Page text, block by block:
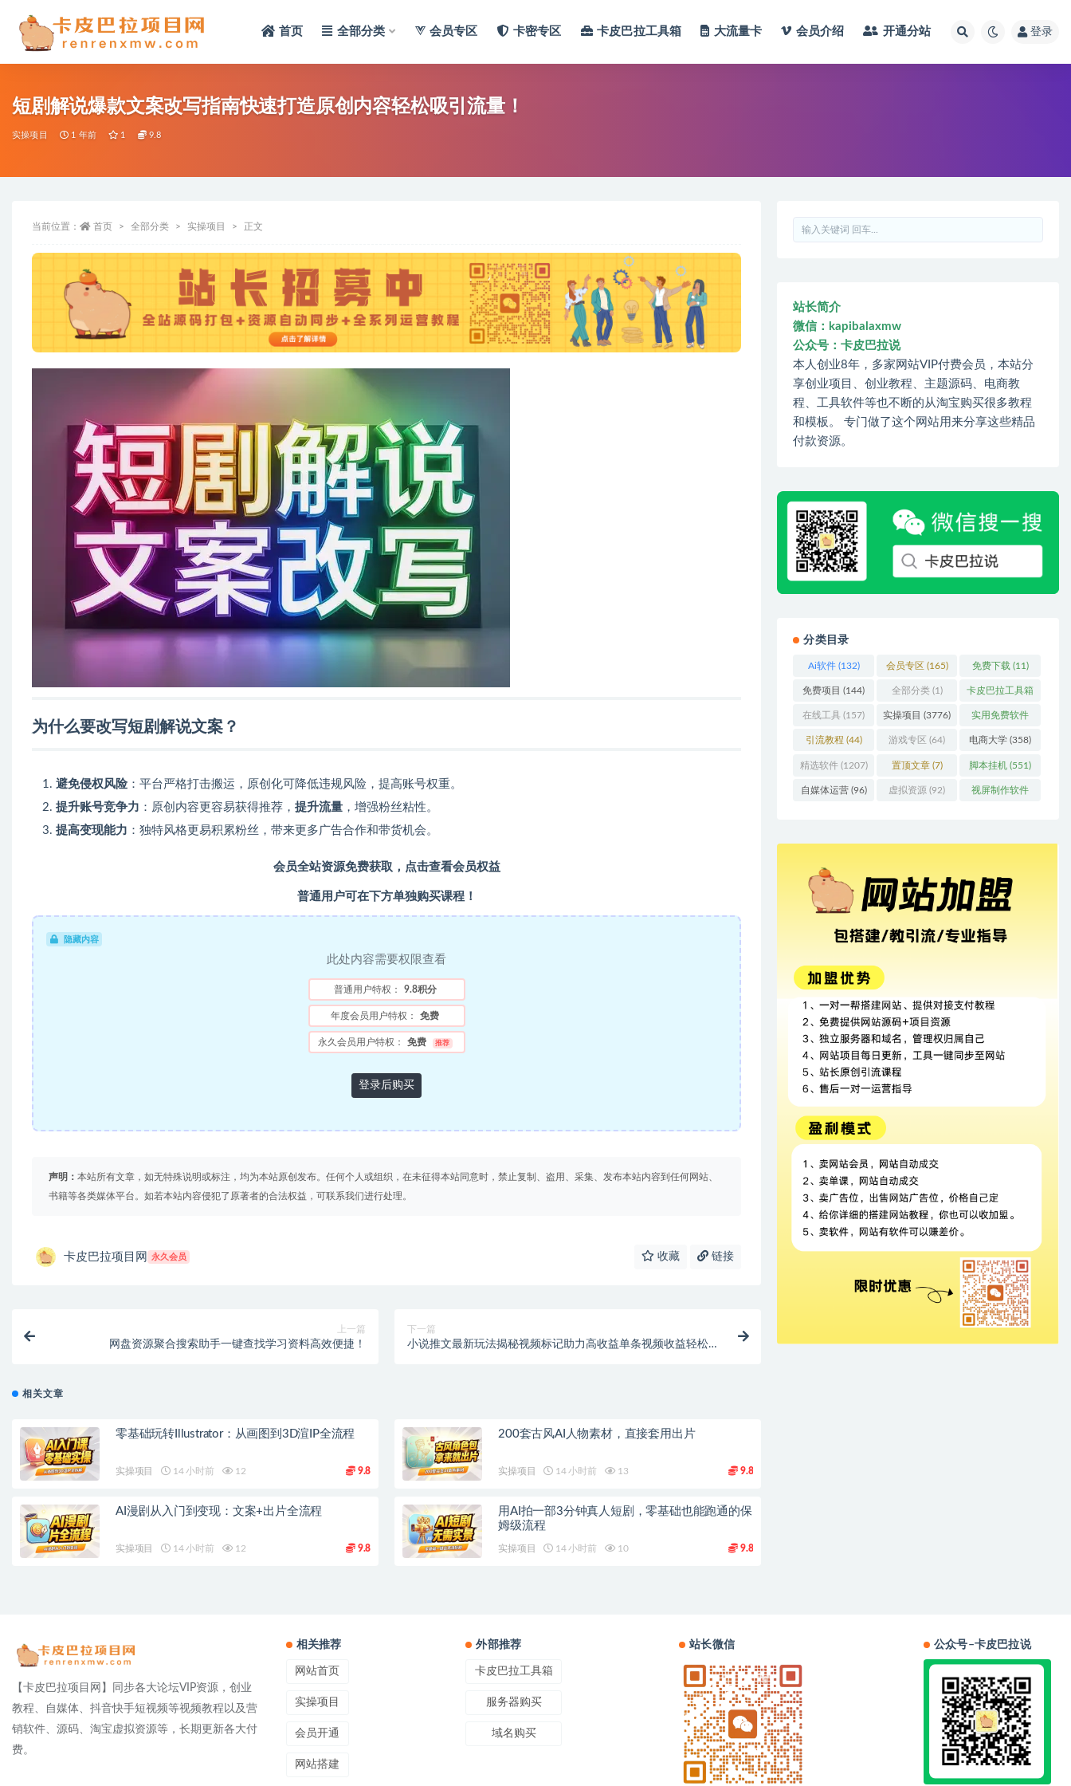
首页 全部分类 会员专区 卡密专区 卡皮巴拉工具箱 大流量卡 会员介绍 开通分站 登录
短剧解说爆款文案改写指南快速打造原创内容轻松吸引流量！
实操项目 1 年前 1 9.8
当前位置： 首页 全部分类 实操项目 正文
为什么要改写短剧解说文案？
避免侵权风险 ：平台严格打击搬运，原创化可降低违规风险，提高账号权重。
提升账号竞争力 ：原创内容更容易获得推荐， 提升流量 ，增强粉丝粘性。
提高变现能力 ：独特风格更易积累粉丝，带来更多广告合作和带货机会。
会员全站资源免费获取，点击查看会员权益
普通用户可在下方单独购买课程！
隐藏内容
此处内容需要权限查看
普通用户特权： 9.8积分
年度会员用户特权： 免费
永久会员用户特权： 免费 推荐
登录后购买
声明： 本站所有文章，如无特殊说明或标注，均为本站原创发布。任何个人或组织，在未征得本站同意时，禁止复制、盗用、采集、发布本站内容到任何网站、
书籍等各类媒体平台。如若本站内容侵犯了原著者的合法权益，可联系我们进行处理。
卡皮巴拉项目网 永久会员 收藏 链接
上一篇
网盘资源聚合搜索助手一键查找学习资料高效便捷！
下一篇
小说推文最新玩法揭秘视频标记助力高收益单条视频收益轻松破
相关文章
零基础玩转Illustrator：从画图到3D渲IP全流程
实操项目 14 小时前 12 9.8
200套古风AI人物素材，直接套用出片
实操项目 14 小时前 13 9.8
AI漫剧从入门到变现：文案+出片全流程
实操项目 14 小时前 12 9.8
用AI拍一部3分钟真人短剧，零基础也能跑通的保
姆级流程
实操项目 14 小时前 10 9.8
站长简介
微信：kapibalaxmw
公众号：卡皮巴拉说
本人创业8年，多家网站VIP付费会员，本站分
享创业项目、创业教程、主题源码、电商教
程、工具软件等也不断的从淘宝购买很多教程
和模板。 专门做了这个网站用来分享这些精品
付款资源。
分类目录
Ai软件(132) 会员专区 (165) 免费下载 (11)
免费项目 (144) 全部分类(1) 卡皮巴拉工具箱
(3)
在线工具 (157) 实操项目 (3776) 实用免费软件
(415)
引流教程 (44) 游戏专区 (64) 电商大学 (358)
精选软件(1207) 置顶文章(7) 脚本挂机 (551)
自媒体运营(96) 虚拟资源 (92) 视屏制作软件
【卡皮巴拉项目网】同步各大论坛VIP资源，创业
教程、自媒体、抖音快手短视频等视频教程以及营
销软件、源码、淘宝虚拟资源等，长期更新各大付
费。
相关推荐
网站首页
实操项目
会员开通
网站搭建
外部推荐
卡皮巴拉工具箱
服务器购买
域名购买
站长微信 公众号–卡皮巴拉说